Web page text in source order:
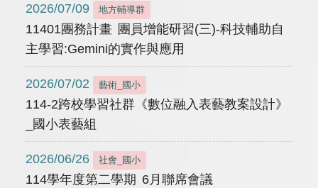
2026/07/09 地方輔導群
11401團務計畫 團員增能研習(三)-科技輔助自
主學習:Gemini的實作與應用
2026/07/02 藝術_國小
114-2跨校學習社群《數位融入表藝教案設計》
_國小表藝組
2026/06/26 社會_國小
114學年度第二學期 6月聯席會議